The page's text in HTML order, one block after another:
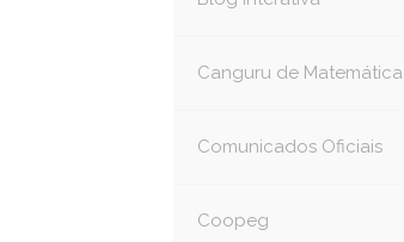
Canguru de Matemática
Comunicados Oficiais
Coopeg